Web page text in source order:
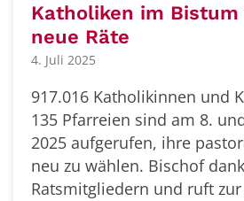
Katholiken im
neue Räte
4. Juli 2025
917.016 Katholikinnen und
135 Pfarreien sind am 8.
2025 aufgerufen, ihre
neu zu wählen. Bischof
Ratsmitgliedern und ruft